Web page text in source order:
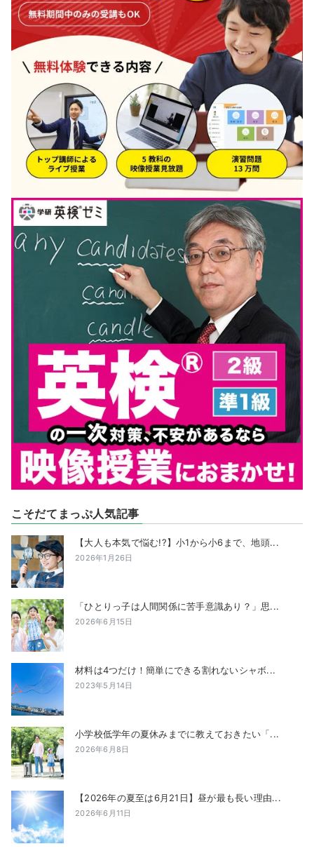
こそだてまっぷ人気記事
【大人も本気で悩む!?】小1から小6まで、地頭...
2026年1月26日
「ひとりっ子は人間関係に苦手意識あり？」思...
2026年6月15日
材料は4つだけ！簡単にできる割れないシャボ...
2023年5月14日
小学校低学年の夏休みまでに教えておきたい「...
2026年6月8日
【2026年の夏至は6月21日】昼が最も長い理由...
2026年6月11日